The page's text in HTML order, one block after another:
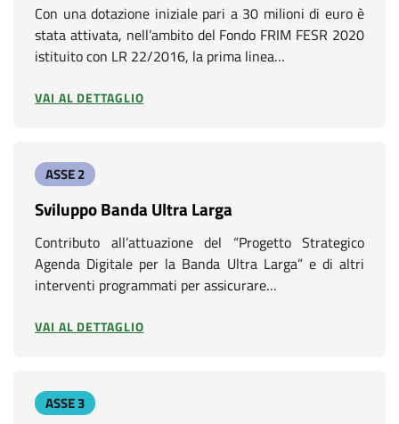
Con una dotazione iniziale pari a 30 milioni di euro è
stata attivata, nell’ambito del Fondo FRIM FESR 2020
istituito con LR 22/2016, la prima linea…
VAI AL DETTAGLIO
ASSE 2
Sviluppo Banda Ultra Larga
Contributo all’attuazione del “Progetto Strategico
Agenda Digitale per la Banda Ultra Larga” e di altri
interventi programmati per assicurare…
VAI AL DETTAGLIO
ASSE 3